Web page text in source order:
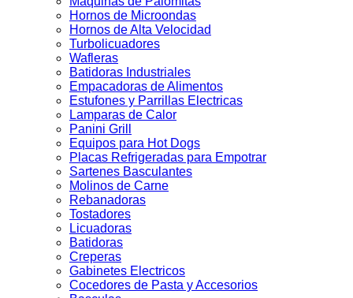
Hornos de Microondas
Hornos de Alta Velocidad
Turbolicuadores
Wafleras
Batidoras Industriales
Empacadoras de Alimentos
Estufones y Parrillas Electricas
Lamparas de Calor
Panini Grill
Equipos para Hot Dogs
Placas Refrigeradas para Empotrar
Sartenes Basculantes
Molinos de Carne
Rebanadoras
Tostadores
Licuadoras
Batidoras
Creperas
Gabinetes Electricos
Cocedores de Pasta y Accesorios